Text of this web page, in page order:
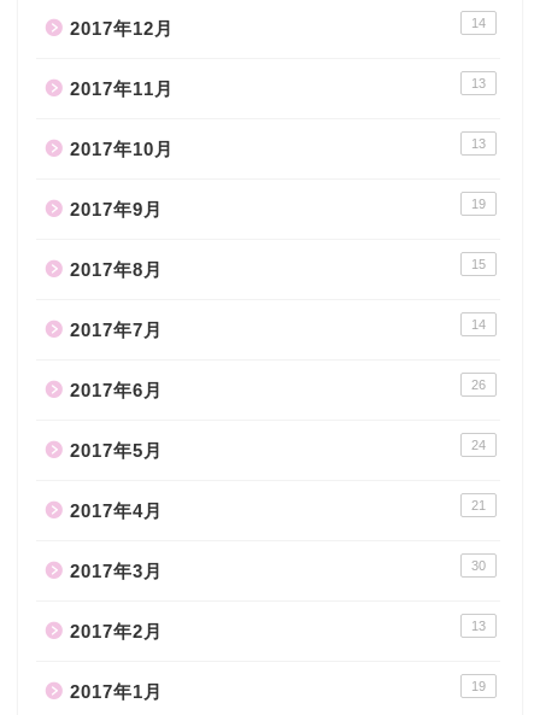
2017年12月 14
2017年11月 13
2017年10月 13
2017年9月 19
2017年8月 15
2017年7月 14
2017年6月 26
2017年5月 24
2017年4月 21
2017年3月 30
2017年2月 13
2017年1月 19